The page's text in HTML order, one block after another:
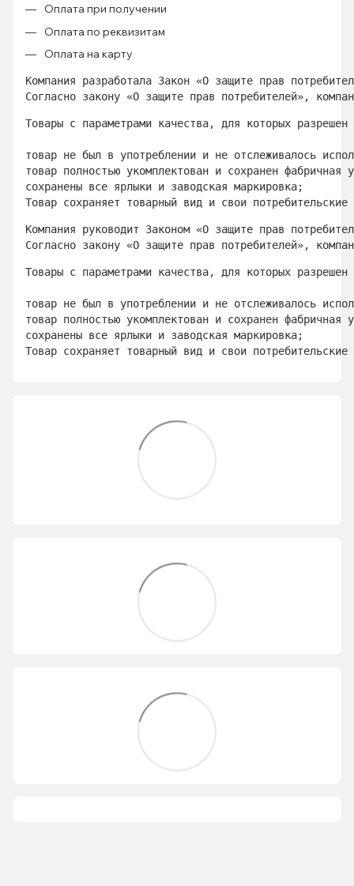
Оплата при получении
Оплата по реквизитам
Оплата на карту
Компания разработала Закон «О защите прав
Согласно закону «О защите прав потребителей»,
Товары с параметрами качества, для которых
товар не был в употреблении и не отслеживалось
товар полностью укомплектован и сохранен фабричная
сохранены все ярлыки и заводская маркировка;
Товар сохраняет товарный вид и свои потребительские
Компания руководит Законом «О защите прав
Согласно закону «О защите прав потребителей»,
Товары с параметрами качества, для которых
товар не был в употреблении и не отслеживалось
товар полностью укомплектован и сохранен фабричная
сохранены все ярлыки и заводская маркировка;
Товар сохраняет товарный вид и свои потребительские